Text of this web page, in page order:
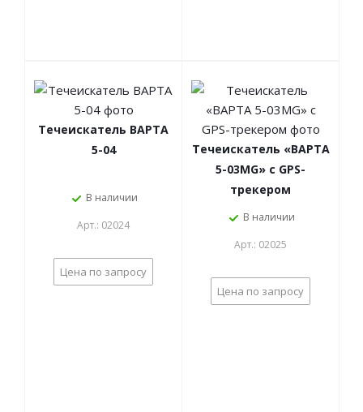
Течеискатель ВАРТА
5-04
В наличии
Арт.: 02024
Цена по запросу
Течеискатель «ВАРТА
5-03МG» с GPS-
трекером
В наличии
Арт.: 02025
Цена по запросу